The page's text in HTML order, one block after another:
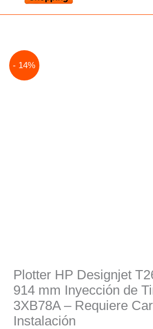
- 14%
Plotter HP Designjet
914 mm Inyección de
3XB78A – Requiere
Instalación